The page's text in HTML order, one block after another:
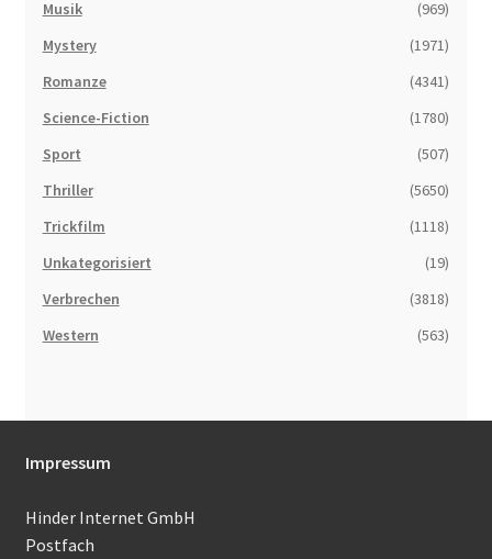
Musik
(969)
Mystery
(1971)
Romanze
(4341)
Science-Fiction
(1780)
Sport
(507)
Thriller
(5650)
Trickfilm
(1118)
Unkategorisiert
(19)
Verbrechen
(3818)
Western
(563)
Impressum
Hinder Internet GmbH
Postfach